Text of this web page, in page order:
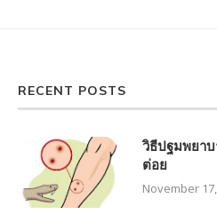
RECENT POSTS
วิธีปฐมพยา
ต่อย
November